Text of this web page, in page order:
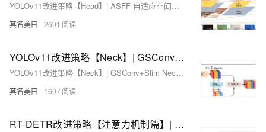
YOLOv11改进策略【Head】| ASFF 自适应空间特征融合模块，改进检测头Detect_ASFF
其名美曰 2691
YOLOv11改进策略【Neck】| GSConv+Slim Neck：混合深度可分离卷积和标准卷积的轻量化网络设计
YOLOv11改进策略【Neck】| GSConv+Slim Neck：混合深度可分离卷积和标准卷积的轻量化网络设计
其名美曰 1607
RT-DETR改进策略【注意力机制篇】| CVPR2024 CAA上下文锚点注意力机制